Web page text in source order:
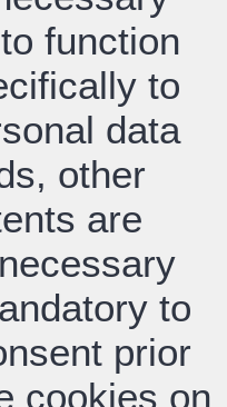
function
to
data
other
are
to
prior
cookies on